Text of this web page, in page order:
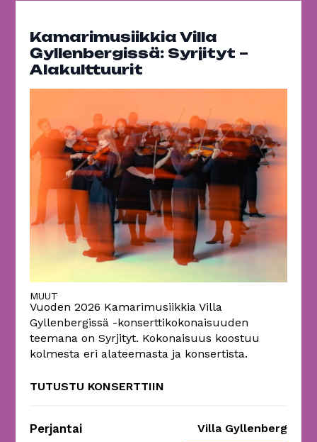
Kamarimusiikkia Villa
Gyllenbergissä: Syrjityt –
Alakulttuurit
MUUT
Vuoden 2026 Kamarimusiikkia Villa
Gyllenbergissä -konserttikokonaisuuden
teemana on Syrjityt. Kokonaisuus koostuu
kolmesta eri alateemasta ja konsertista.
TUTUSTU KONSERTTIIN
Perjantai Villa Gyllenberg